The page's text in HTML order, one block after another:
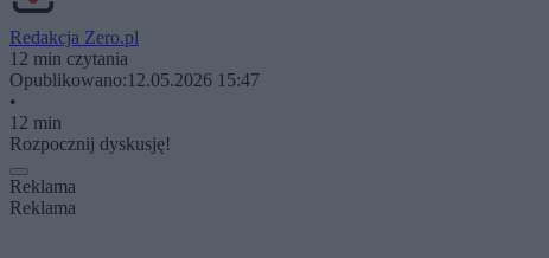
Redakcja Zero.pl
12 min czytania
Opublikowano:12.05.2026 15:47
•
12 min
Rozpocznij dyskusję!
Reklama
Reklama